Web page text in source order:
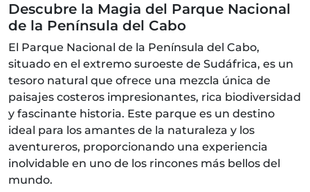
Descubre la Magia del Parque Nacional
de la Península del Cabo
El Parque Nacional de la Península del Cabo,
situado en el extremo suroeste de Sudáfrica, es un
tesoro natural que ofrece una mezcla única de
paisajes costeros impresionantes, rica biodiversidad
y fascinante historia. Este parque es un destino
ideal para los amantes de la naturaleza y los
aventureros, proporcionando una experiencia
inolvidable en uno de los rincones más bellos del
mundo.